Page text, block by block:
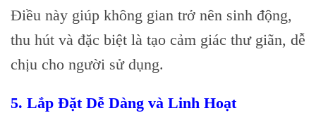
Điều này giúp không gian trở nên sinh động,
thu hút và đặc biệt là tạo cảm giác thư giãn, dễ
chịu cho người sử dụng.
5. Lắp Đặt Dễ Dàng và Linh Hoạt